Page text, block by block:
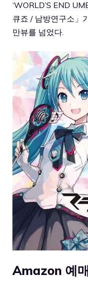
‘WORLD’S END
큐죠 / 남방연구소」
만뷰를 넘었다.
Amazon 예